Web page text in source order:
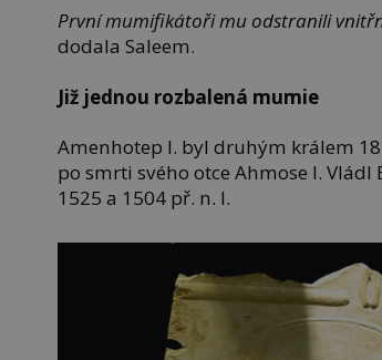
První mumifikátoři mu odstranili
dodala Saleem.
Již jednou rozbalená mumie
Amenhotep I. byl druhým králem
po smrti svého otce Ahmose I.
1525 a 1504 př. n. l.